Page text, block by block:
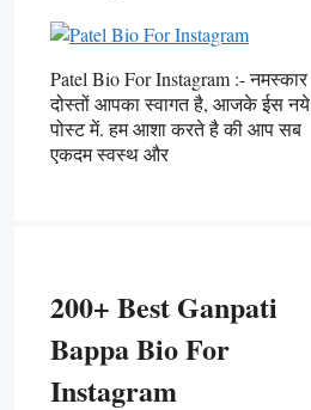
Patel Bio For Instagram :- नमस्कार
दोस्तों आपका स्वागत है, आजके ईस नये
पोस्ट में. हम आशा करते है की आप सब
एकदम स्वस्थ और
200+ Best Ganpati
Bappa Bio For
Instagram